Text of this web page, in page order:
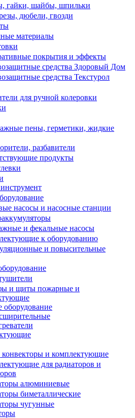
гайки, шайбы, шпильки
дюбели, гвозди
материалы
покрытия и эффекты
средства Здоровый Дом
средства Текстурол
для ручной колеровки
пены, герметики, жидкие
разбавители
продукты
насосы и насосные станции
и фекальные насосы
к оборудованию
и повысительные
и щиты пожарные и
оборудование
конвекторы и комплектующие
для радиаторов и
алюминиевые
биметаллические
чугунные